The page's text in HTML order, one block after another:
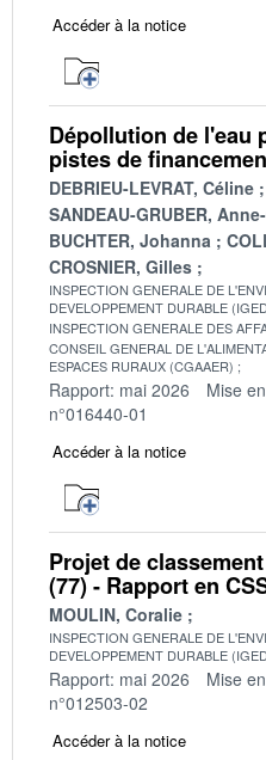
Accéder à la notice
Dépollution de l'eau
pistes de
DEBRIEU-LEVRAT, Céline
SANDEAU-GRUBER,
BUCHTER, Johanna
CROSNIER, Gilles
INSPECTION GENERALE DE
DEVELOPPEMENT DURABLE
INSPECTION GENERALE DES
CONSEIL GENERAL DE
ESPACES RURAUX (CGAAER)
Rapport: mai 2026 Mise
n°016440-01
Accéder à la notice
Projet de
(77) - Rapport en
MOULIN, Coralie
INSPECTION GENERALE DE
DEVELOPPEMENT DURABLE
Rapport: mai 2026 Mise
n°012503-02
Accéder à la notice